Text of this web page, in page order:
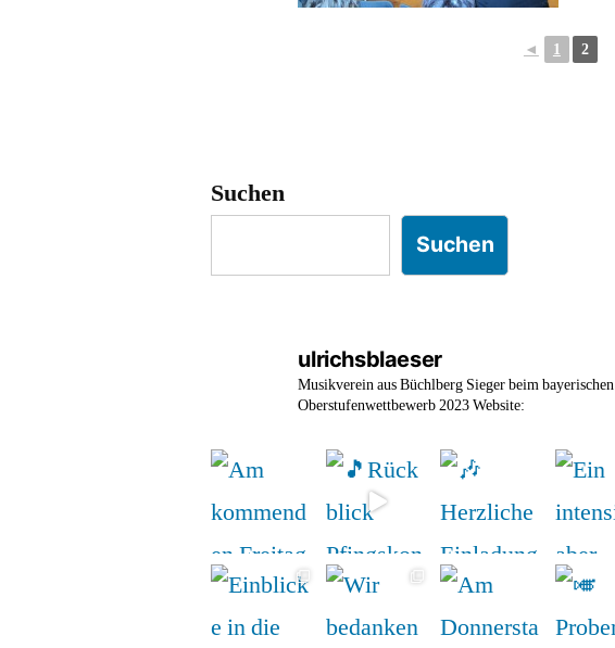
◄ 1 2
Suchen
Suchen
ulrichsblaeser
Musikverein aus Büchlberg Sieger beim bayerischen
Oberstufenwettbewerb 2023Website: